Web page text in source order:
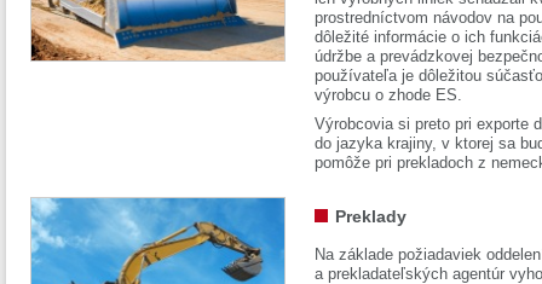
prostredníctvom návodov na
dôležité informácie o ich
údržbe a prevádzkovej
používateľa je dôležitou
výrobcu o zhode ES.
Výrobcovia si preto pri exporte
do jazyka krajiny, v ktorej sa
pomôže pri prekladoch z
Preklady
Na základe požiadaviek
a prekladateľských agentúr